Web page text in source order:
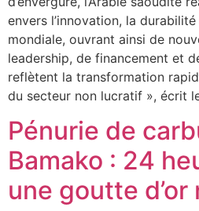
envers l’innovation, la
mondiale, ouvrant ainsi de
leadership, de financement et
reflètent la transformation
du secteur non lucratif », écrit
Pénurie de
Bamako : 24
une goutte d’or